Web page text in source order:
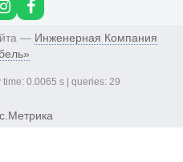
— Инженерная Компания
0.0065 s | queries: 29